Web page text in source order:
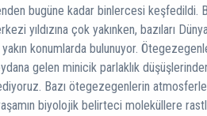
bugüne kadar binlercesi keşfedildi.
yıldızına çok yakınken, bazıları
konumlarda bulunuyor.
gelen minicik parlaklık düşüşlerinden
Bazı ötegezegenlerin
biyolojik belirteci moleküllere